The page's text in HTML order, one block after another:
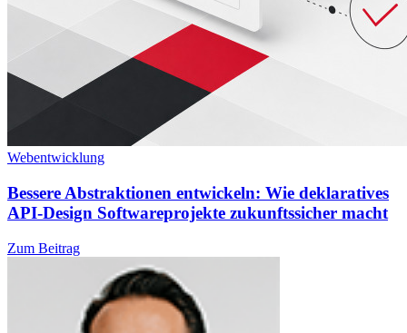
Webentwicklung
Bessere Abstraktionen entwickeln: Wie deklaratives
API-Design Softwareprojekte zukunftssicher macht
Zum Beitrag